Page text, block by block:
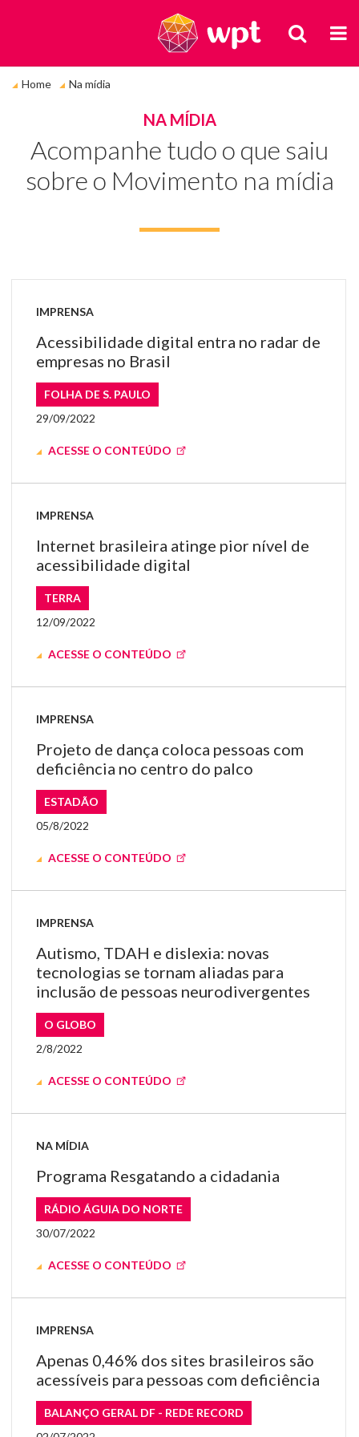
BUSCA
está
Home Na mídia
NA MÍDIA
Acompanhe tudo o que saiu
sobre o Movimento na mídia
IMPRENSA
Acessibilidade digital entra no radar de
empresas no Brasil
FOLHA DE S. PAULO
29/09/2022
ACESSE O CONTEÚDO
IMPRENSA
Internet brasileira atinge pior nível de
acessibilidade digital
TERRA
12/09/2022
ACESSE O CONTEÚDO
IMPRENSA
Projeto de dança coloca pessoas com
deficiência no centro do palco
ESTADÃO
05/8/2022
ACESSE O CONTEÚDO
IMPRENSA
Autismo, TDAH e dislexia: novas
tecnologias se tornam aliadas para
inclusão de pessoas neurodivergentes
O GLOBO
2/8/2022
ACESSE O CONTEÚDO
NA MÍDIA
Programa Resgatando a cidadania
RÁDIO ÁGUIA DO NORTE
30/07/2022
ACESSE O CONTEÚDO
IMPRENSA
Apenas 0,46% dos sites brasileiros são
acessíveis para pessoas com deficiência
BALANÇO GERAL DF - REDE RECORD